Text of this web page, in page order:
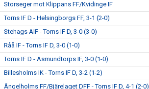
Storseger mot Klippans FF/Kvidinge IF
Torns IF D - Helsingborgs FF, 3-1 (2-0)
Stehags AIF - Torns IF D, 3-0 (3-0)
Råå IF - Torns IF D, 3-0 (1-0)
Torns IF D - Asmundtorps IF, 3-0 (1-0)
Billesholms IK - Torns IF D, 3-2 (1-2)
Ängelholms FF/Bjärelaget DFF - Torns IF D, 4-1 (2-0)